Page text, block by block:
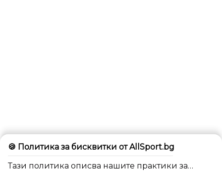
🍪 Политика за бисквитки от AllSport.bg
Тази политика описва нашите практики за